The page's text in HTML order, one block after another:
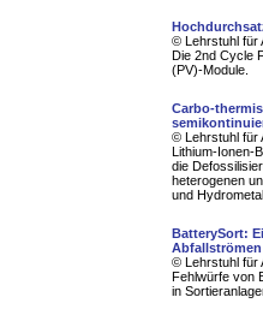
© Lehrstuhl für
Die 2nd Cycle
(PV)-Module.
Carbo-
© Lehrstuhl für
Lithium-Ionen-
die
heterogenen
und
BatterySort:
© Lehrstuhl für
Fehlwürfe von
in